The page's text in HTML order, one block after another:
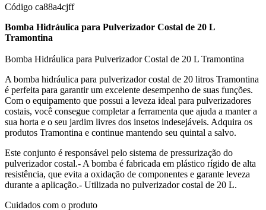
Código ca88a4cjff
Bomba Hidráulica para Pulverizador Costal de 20 L
Tramontina
Bomba Hidráulica para Pulverizador Costal de 20 L Tramontina
A bomba hidráulica para pulverizador costal de 20 litros Tramontina
é perfeita para garantir um excelente desempenho de suas funções.
Com o equipamento que possui a leveza ideal para pulverizadores
costais, você consegue completar a ferramenta que ajuda a manter a
sua horta e o seu jardim livres dos insetos indesejáveis. Adquira os
produtos Tramontina e continue mantendo seu quintal a salvo.
Este conjunto é responsável pelo sistema de pressurização do
pulverizador costal.- A bomba é fabricada em plástico rígido de alta
resistência, que evita a oxidação de componentes e garante leveza
durante a aplicação.- Utilizada no pulverizador costal de 20 L.
Cuidados com o produto